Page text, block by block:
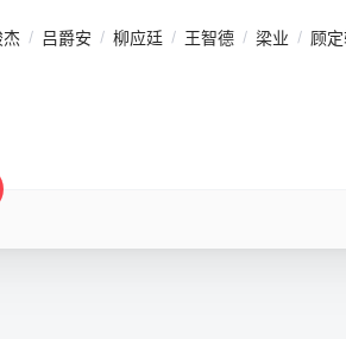
！他们用行动告诉大家，“We are the
组联赛晋身至甲一联赛的故事...
/ 吕爵安 / 柳应廷 / 王智德 / 梁业 / 顾